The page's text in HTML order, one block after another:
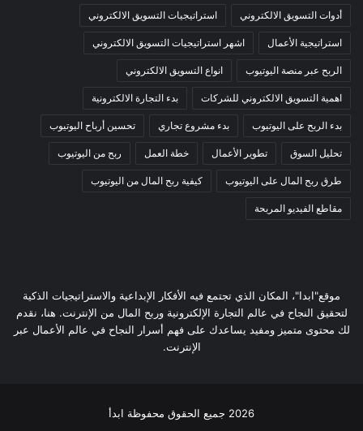
أدوات التسويق الالكتروني استراتيجيات التسويق الالكتروني
استراتيجية الأعمال اشهر استراتيجيات التسويق الالكتروني
الربح عبر منصة اليوتيوب انواع التسويق الالكتروني
اهمية التسويق الالكتروني للشركات بدء التجارة الالكترونية
بدء الربح على اليوتيوب بدء مشروع تجاري تحسين أرباح اليوتيوب
تحليل السوق تطوير الأعمال خطة العمل ربح من اليوتيوب
طرق ربح المال على اليوتيوب كيفية ربح المال من اليوتيوب
مقاطع الفيديو المربحة
موقع"ابدا"، المكان الذي تجتمع فيه الأفكار الإبداعية والاستراتيجيات الذكية
لتحقيق النجاح في عالم التجارة الإلكترونية وربح المال من الإنترنت. هنا، نقدم
لك محتوى متميز ومفيد يساعدك على فهم أسرار النجاح في عالم الأعمال عبر
الإنترنت.
2026 جميع الحقوق محفوظة ابدأ